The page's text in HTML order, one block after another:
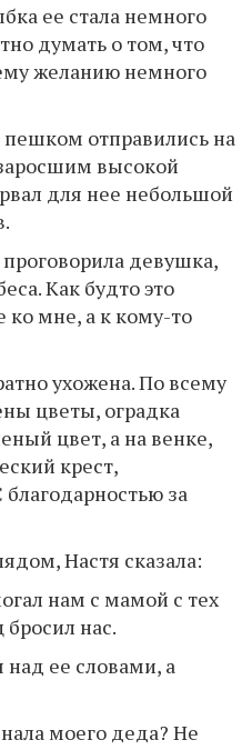
ее стала немного
думать о том, что
желанию немного
отправились на
высокой
для нее небольшой
девушка,
Как будто это
ко мне, а к кому-то
ухожена. По всему
цветы, оградка
цвет, а на венке,
крест,
благодарностью за
Настя сказала:
нам с мамой с тех
нас.
ее словами, а
моего деда? Не